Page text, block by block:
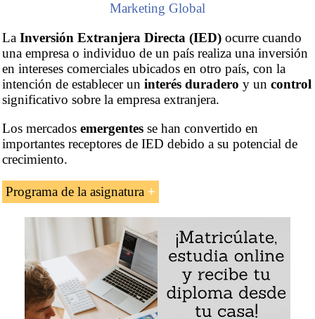
Marketing Global
La Inversión Extranjera Directa (IED) ocurre cuando
una empresa o individuo de un país realiza una inversión
en intereses comerciales ubicados en otro país, con la
intención de establecer un interés duradero y un control
significativo sobre la empresa extranjera.
Los mercados emergentes se han convertido en
importantes receptores de IED debido a su potencial de
crecimiento.
Programa de la asignatura
La asignatura «Inversión extranjera directa (IED)» se
compone de tres temas:
1- Introducción a la IED.
Introducción a la inversión extranjera directa